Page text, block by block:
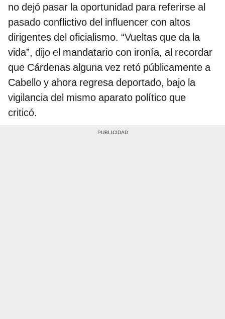
no dejó pasar la oportunidad para referirse al
pasado conflictivo del influencer con altos
dirigentes del oficialismo. “Vueltas que da la
vida”, dijo el mandatario con ironía, al recordar
que Cárdenas alguna vez retó públicamente a
Cabello y ahora regresa deportado, bajo la
vigilancia del mismo aparato político que
criticó.